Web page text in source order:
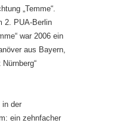
„Temme“.
2. PUA-Berlin
war 2006 ein
aus Bayern,
in der
ein zehnfacher